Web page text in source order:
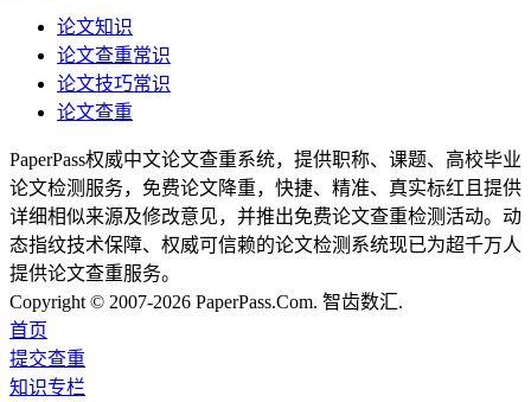
论文知识
论文查重常识
论文技巧常识
论文查重
PaperPass权威中文论文查重系统，提供职称、课题、高校毕业
论文检测服务，免费论文降重，快捷、精准、真实标红且提供
详细相似来源及修改意见，并推出免费论文查重检测活动。动
态指纹技术保障、权威可信赖的论文检测系统现已为超千万人
提供论文查重服务。
Copyright © 2007-2026 PaperPass.Com. 智齿数汇.
首页
提交查重
知识专栏